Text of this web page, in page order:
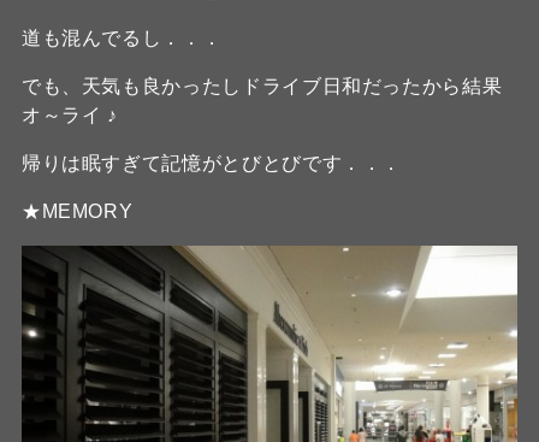
道も混んでるし．．．
でも、天気も良かったしドライブ日和だったから結果
オ～ライ ♪
帰りは眠すぎて記憶がとびとびです．．．
★MEMORY